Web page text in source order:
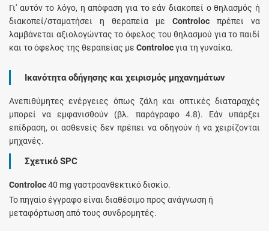
Γι' αυτόν το λόγο, η απόφαση για το εάν διακοπεί ο θηλασμός ή
διακοπεί/σταματήσει η θεραπεία με Controlocπρέπει να
λαμβάνεται αξιολογώντας το όφελος του θηλασμού για το παιδί
και το όφελος της θεραπείας μεControlocγια τη γυναίκα.
Ικανότητα οδήγησης και χειρισμός μηχανημάτων
Ανεπιθύμητες ενέργειες όπως ζάλη και οπτικές διαταραχές
μπορεί να εμφανισθούν (βλ. παράγραφο 4.8). Εάν υπάρξει
επίδραση, οι ασθενείς δεν πρέπει να οδηγούν ή να χειρίζονται
μηχανές.
Σχετικό SPC
Controloc40 mg γαστροανθεκτικό δισκίο.
Το πηγαίο έγγραφο είναι διαθέσιμο προς ανάγνωση ή
μεταφόρτωση από τους συνδρομητές.